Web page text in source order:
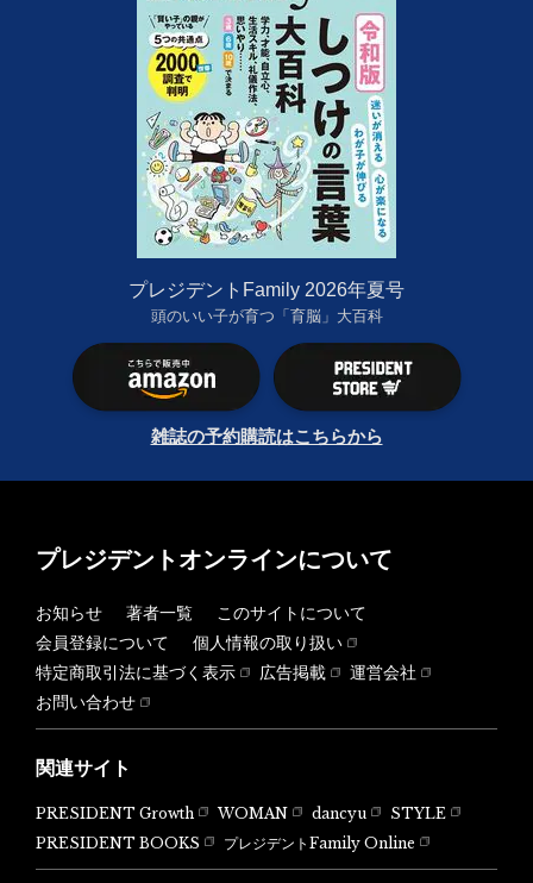
プレジデントFamily 2026年夏号
頭のいい子が育つ「育脳」大百科
雑誌の予約購読はこちらから
プレジデントオンラインについて
お知らせ 著者一覧
このサイトについて
会員登録について
個人情報の取り扱い
特定商取引法に基づく表示
広告掲載
運営会社
お問い合わせ
関連サイト
PRESIDENT Growth WOMAN dancyu
STYLE
PRESIDENT BOOKS
プレジデントFamily Online